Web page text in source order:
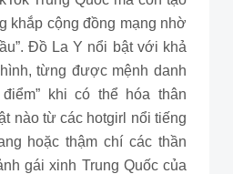
khắp cộng đồng mạng nhờ
Đồ La Y nổi bật với khả
từng được mệnh danh
điểm” khi có thể hóa thân
nào từ các hotgirl nổi tiếng
hoặc thậm chí các thần
gái xinh Trung Quốc của